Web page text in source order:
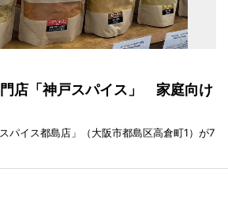
店「神戸スパイス」 家庭向け
パイス都島店」（大阪市都島区高倉町1）が7